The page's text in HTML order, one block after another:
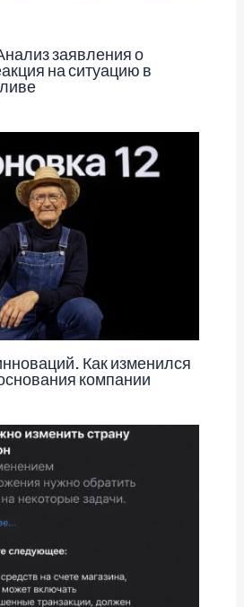
заявления о
на ситуацию в
Как изменился
компании